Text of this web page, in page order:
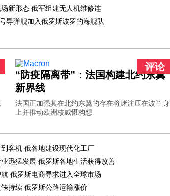
新形态 俄军组建无人机维修连
导弹舰加入俄罗斯波罗的海舰队
评论
“防疫隔离带”：法国构建北约东翼
新界线
法国正加强其在北约东翼的存在将赌注压在波兰身
上并推动欧洲核威慑构想
到客机 俄各地建设现代化工厂
迅猛发展 俄罗斯各地生活获得改善
俄罗斯电商寻求进入全球市场
持续 俄罗斯公路运输涨价